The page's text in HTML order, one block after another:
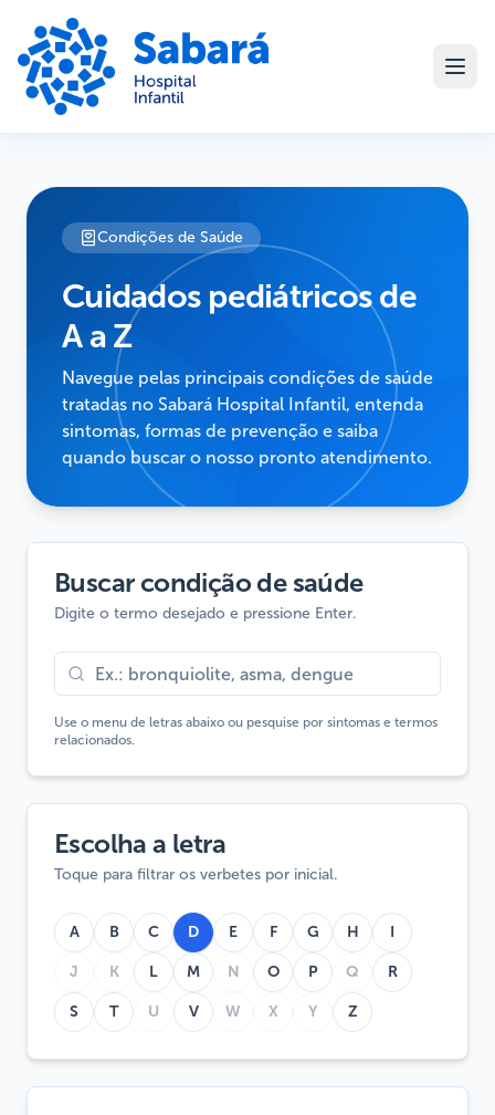
Condições de Saúde
Cuidados pediátricos de
A a Z
Navegue pelas principais condições de saúde
tratadas no Sabará Hospital Infantil, entenda
sintomas, formas de prevenção e saiba
quando buscar o nosso pronto atendimento.
Buscar condição de saúde
Digite o termo desejado e pressione Enter.
Use o menu de letras abaixo ou pesquise por sintomas e termos
relacionados.
Escolha a letra
Toque para filtrar os verbetes por inicial.
A B C D E F G H I
J K L M N O P Q R
S T U V W X Y Z